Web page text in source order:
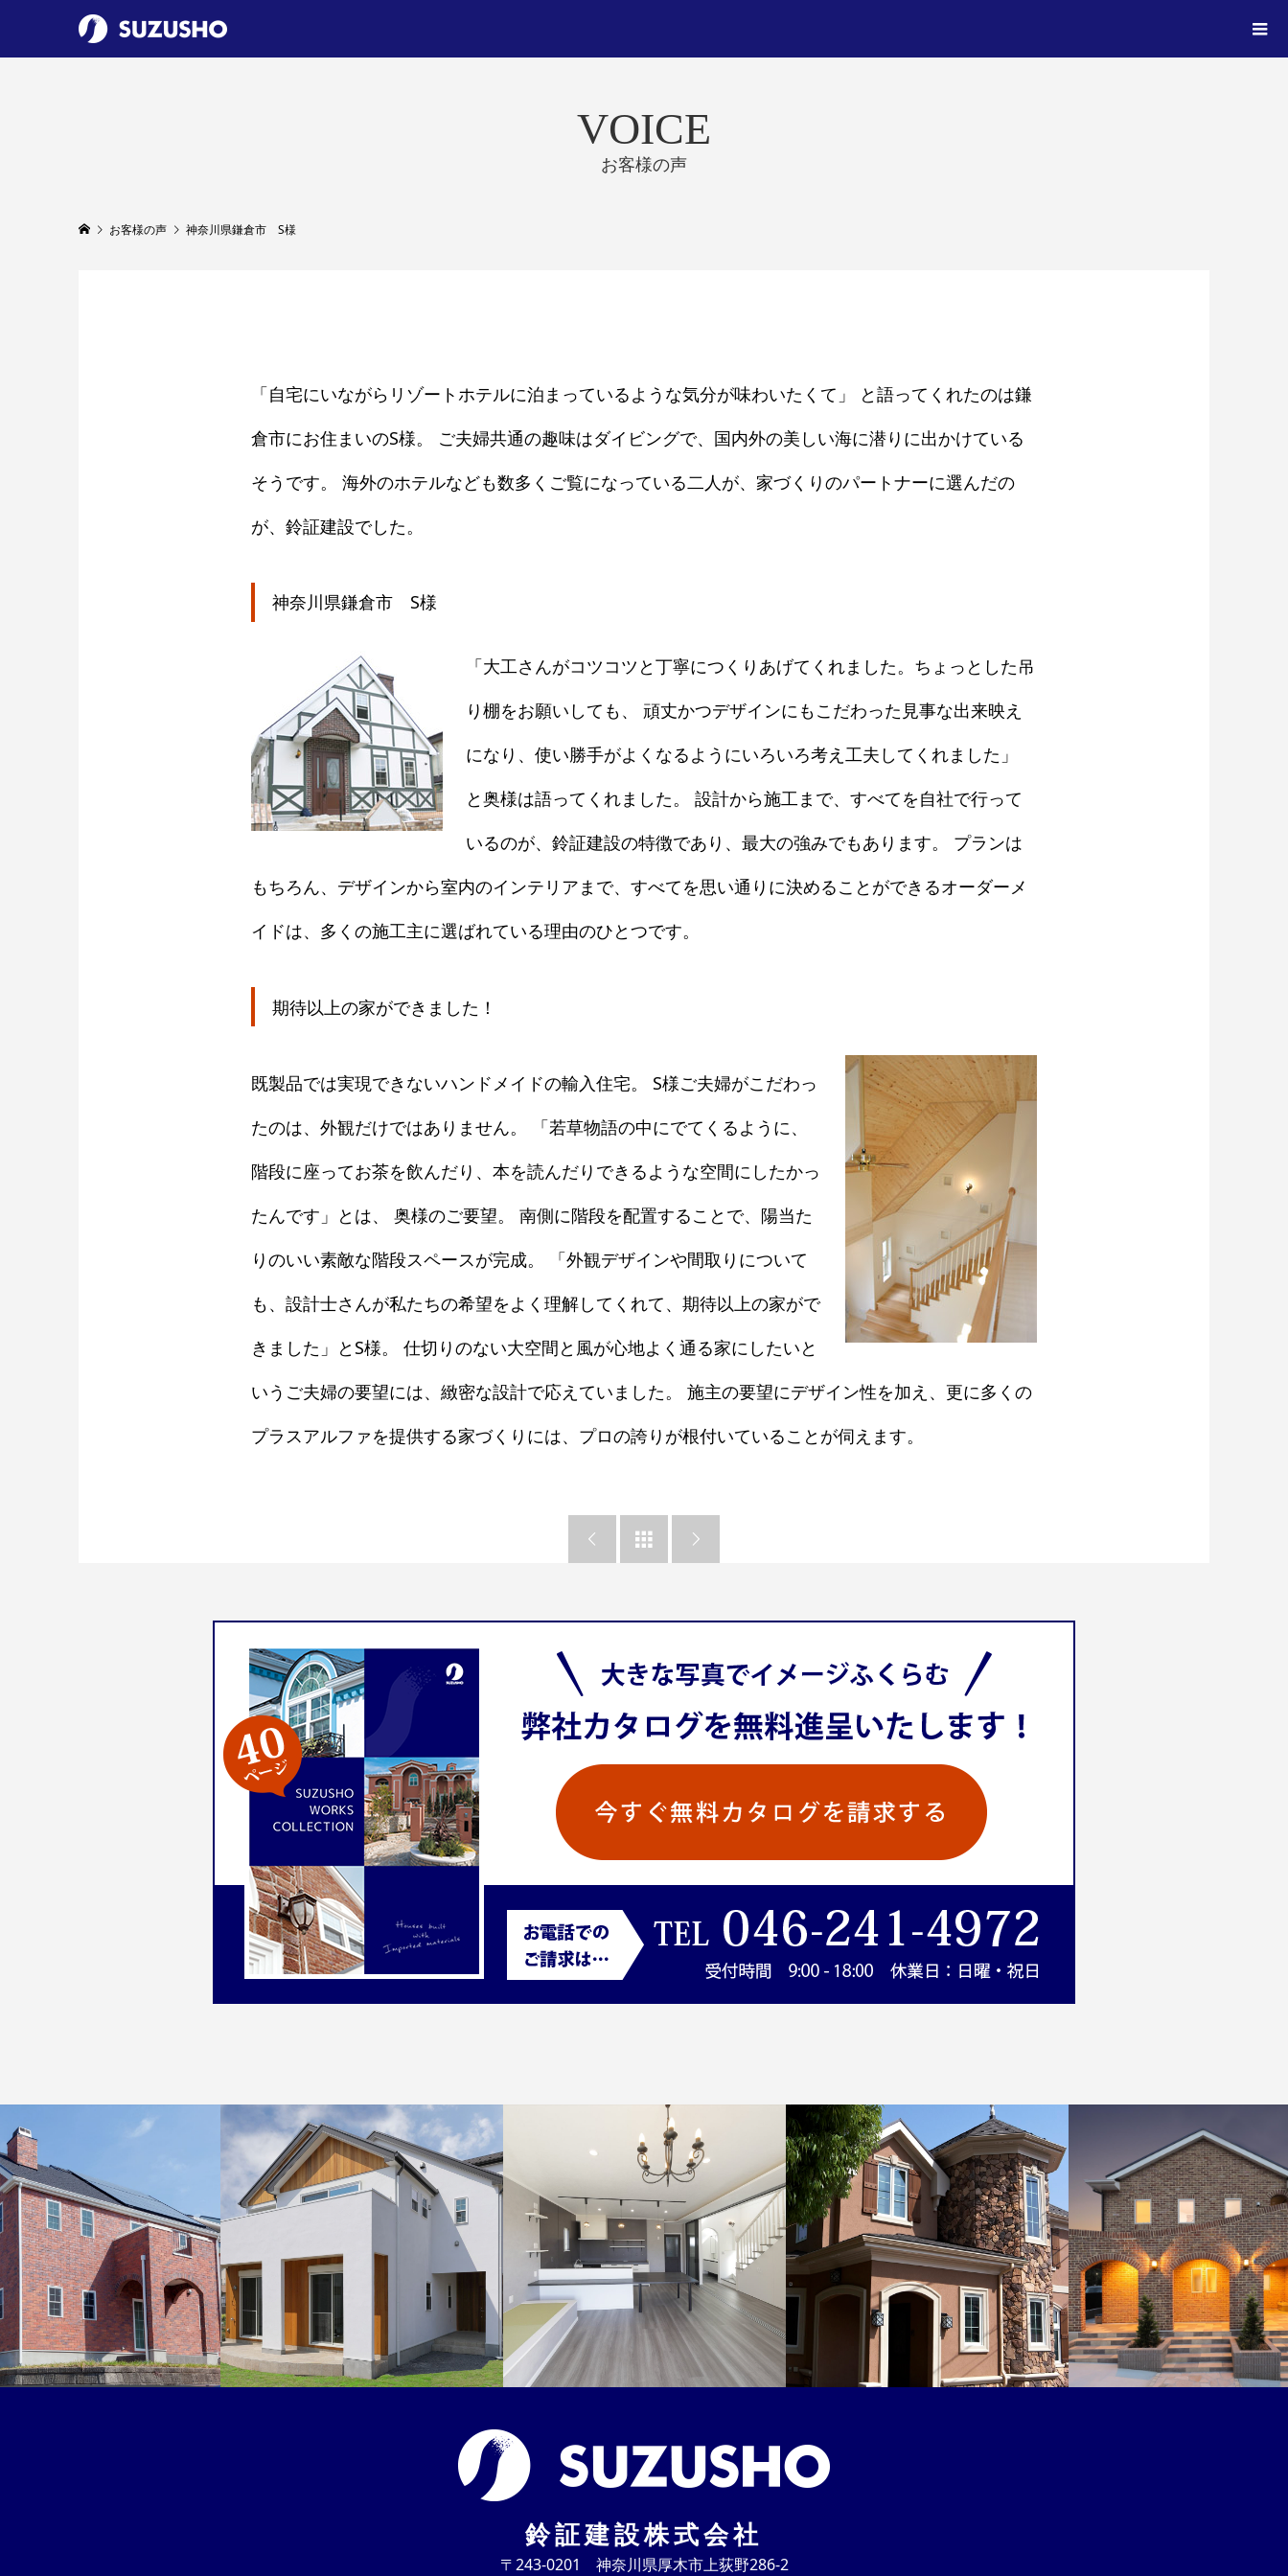
VOICE
お客様の声
お客様の声 神奈川県鎌倉市 S様
「自宅にいながらリゾートホテルに泊まっているような気分が味わいたくて」 と語ってくれたのは鎌
倉市にお住まいのS様。 ご夫婦共通の趣味はダイビングで、国内外の美しい海に潜りに出かけている
そうです。 海外のホテルなども数多くご覧になっている二人が、家づくりのパートナーに選んだの
が、鈴証建設でした。
神奈川県鎌倉市 S様
「大工さんがコツコツと丁寧につくりあげてくれました。ちょっとした吊
り棚をお願いしても、 頑丈かつデザインにもこだわった見事な出来映え
になり、使い勝手がよくなるようにいろいろ考え工夫してくれました」
と奥様は語ってくれました。 設計から施工まで、すべてを自社で行って
いるのが、鈴証建設の特徴であり、最大の強みでもあります。 プランは
もちろん、デザインから室内のインテリアまで、すべてを思い通りに決めることができるオーダーメ
イドは、多くの施工主に選ばれている理由のひとつです。
期待以上の家ができました！
既製品では実現できないハンドメイドの輸入住宅。 S様ご夫婦がこだわっ
たのは、外観だけではありません。 「若草物語の中にでてくるように、
階段に座ってお茶を飲んだり、本を読んだりできるような空間にしたかっ
たんです」とは、 奥様のご要望。 南側に階段を配置することで、陽当た
りのいい素敵な階段スペースが完成。 「外観デザインや間取りについて
も、設計士さんが私たちの希望をよく理解してくれて、期待以上の家がで
きました」とS様。 仕切りのない大空間と風が心地よく通る家にしたいと
いうご夫婦の要望には、緻密な設計で応えていました。 施主の要望にデザイン性を加え、更に多くの
プラスアルファを提供する家づくりには、プロの誇りが根付いていることが伺えます。
  
鈴証建設株式会社
〒243-0201 神奈川県厚木市上荻野286-2